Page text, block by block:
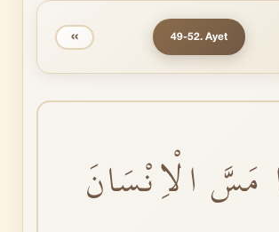
‹‹ 49-52. Ayet
مَسَّ الْاِنْسَانَ